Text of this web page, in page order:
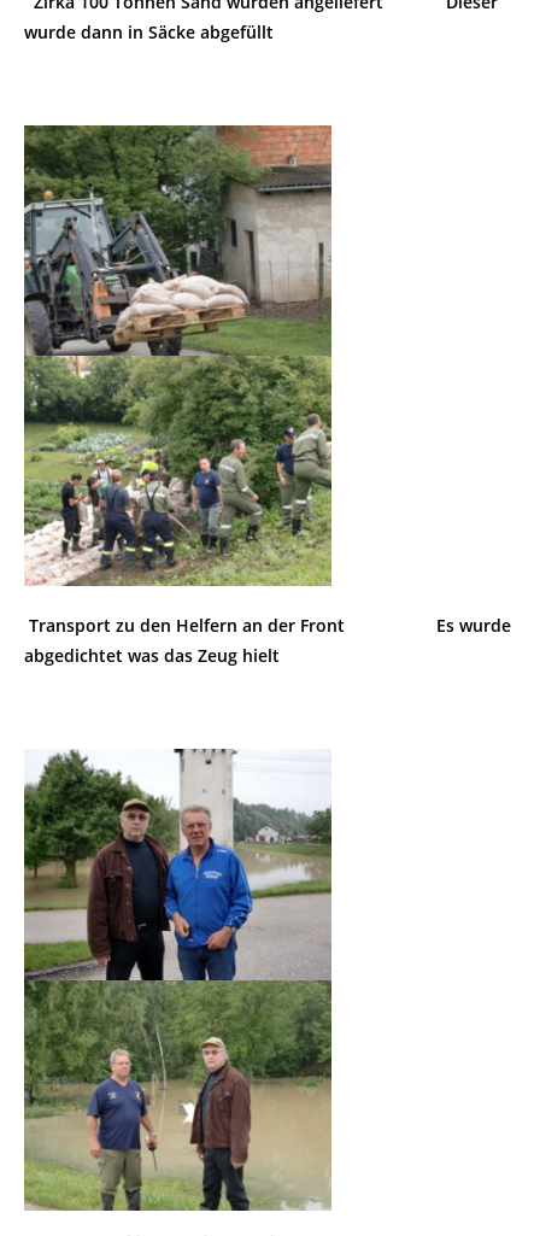
wurde dann in Säcke abgefüllt
Transport zu den Helfern an der Front
Es wurde
abgedichtet was das Zeug hielt